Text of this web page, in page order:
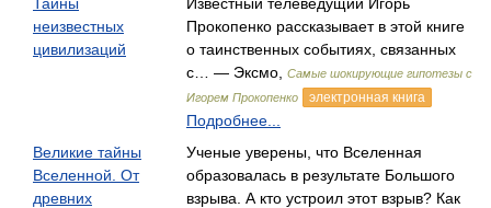
неизвестных
цивилизаций
Прокопенко рассказывает в этой книге
о таинственных событиях, связанных
с… — Эксмо,
Самые шокирующие гипотезы с
Игорем Прокопенко
электронная книга
Подробнее...
Великие тайны
Вселенной. От
древних
Ученые уверены, что Вселенная
образовалась в результате Большого
взрыва. А кто устроил этот взрыв? Как